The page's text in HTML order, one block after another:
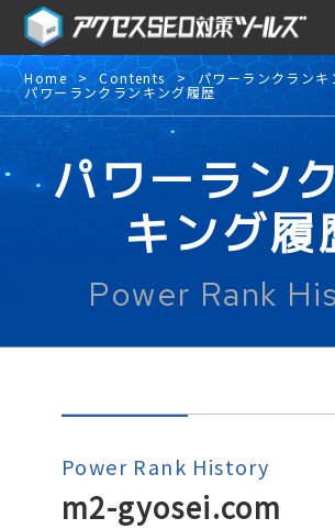
Home Contents パワーランクランキ
パワーランクランキング履歴
パワーラン
キング履
Power Rank
Power Rank History
m2-gyosei.com